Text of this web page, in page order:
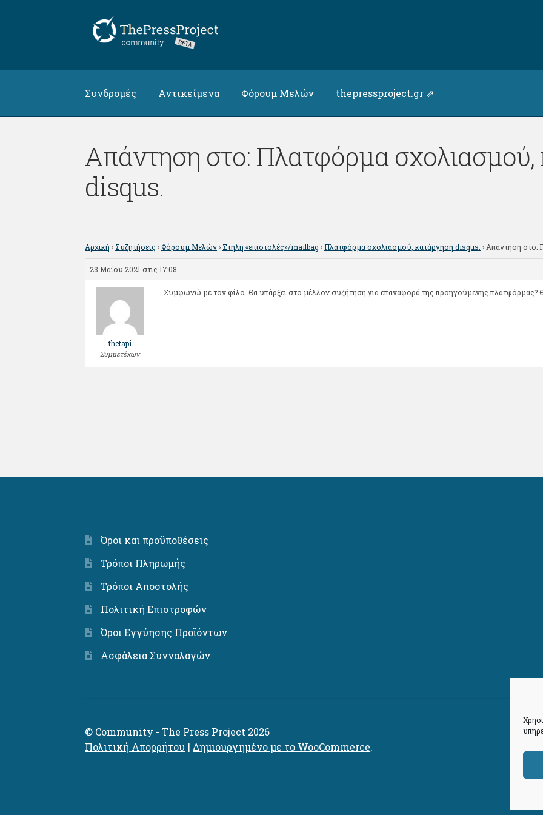
Απευθείας
μετάβαση
Μετάβαση
σε
περιεχόμενο
Συνδρομές Αντικείμενα Φόρουμ Μελών thepressproject.gr ⇗
Απάντηση στο: Πλατφόρμα
disqus.
Αρχική › Συζητήσεις ›Φόρουμ Μελών› Στήλη «επιστολές»/mailbag›Πλατφόρμα σχολιασμού, κατάργηση disqus. ›Απάντηση στο:
23 Μαΐου 2021 στις 17:08
thetapi
Συμμετέχων
Συμφωνώ με τον φίλο. Θα υπάρξει στο μέλλον συζήτηση για επαναφορά της προηγούμενης πλατφόρμας?
Όροι και προϋποθέσεις
Τρόποι Πληρωμής
Τρόποι Αποστολής
Πολιτική Επιστροφών
Όροι Εγγύησης Προϊόντων
Ασφάλεια Συνναλαγών
© Community - The Press Project 2026
Πολιτική Απορρήτου
Δημιουργημένο με το WooCommerce.